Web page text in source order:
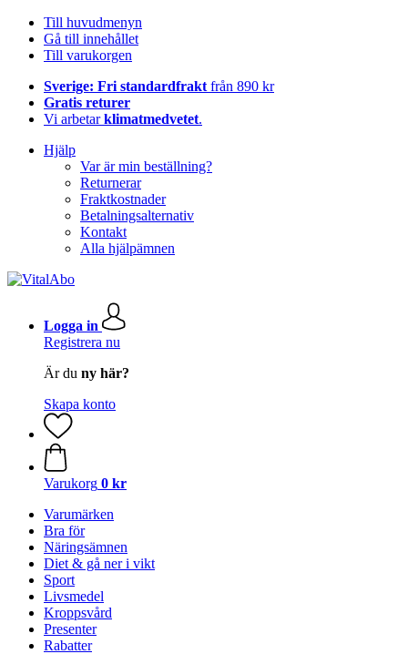
Till huvudmenyn
Gå till innehållet
Till varukorgen
Sverige: Fri standardfrakt från 890 kr
Gratis returer
Vi arbetarklimatmedvetet.
Hjälp
Var är min beställning?
Returnerar
Fraktkostnader
Betalningsalternativ
Kontakt
Alla hjälpämnen
Logga in
Registrera nu
Är du ny här?
Skapa konto
Varukorg 0 kr
Varumärken
Bra för
Näringsämnen
Diet & gå ner i vikt
Sport
Livsmedel
Kroppsvård
Presenter
Rabatter